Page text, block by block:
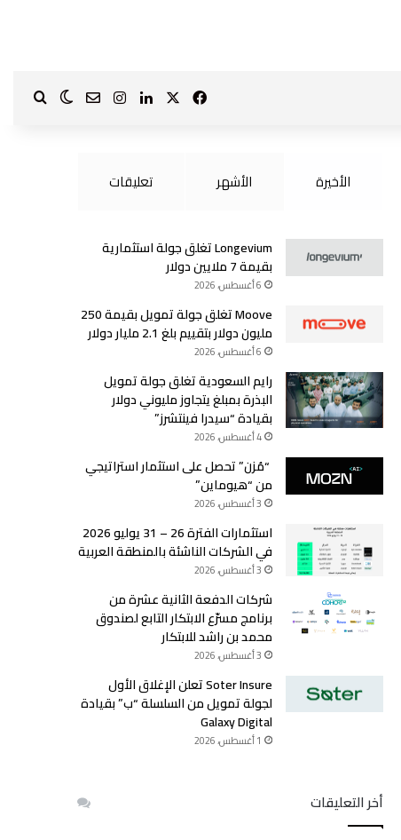
فيسبوك لينكدإنانستقرامالوضعبحث
الأخيرة الأشهر تعليقات
Longevium تغلق جولة استثمارية
بقيمة 7 ملايين دولار
6 أغسطس، 2026
Moove تغلق جولة تمويل بقيمة 250
مليون دولار بتقييم بلغ 2.1 مليار دولار
6 أغسطس، 2026
رايم السعودية تغلق جولة تمويل
البذرة بمبلغ يتجاوز مليوني دولار
بقيادة “سيدرا فينتشرز”
4 أغسطس، 2026
“مُزن” تحصل على استثمار استراتيجي
من “هيوماين”
3 أغسطس، 2026
استثمارات الفترة 26 – 31 يوليو 2026
في الشركات الناشئة بالمنطقة العربية
3 أغسطس، 2026
شركات الدفعة الثانية عشرة من
برنامج مسرّع الابتكار التابع لصندوق
محمد بن راشد للابتكار
3 أغسطس، 2026
Soter Insure تعلن الإغلاق الأول
لجولة تمويل من السلسلة “ب” بقيادة
Galaxy Digital
1 أغسطس، 2026
أخر التعليقات